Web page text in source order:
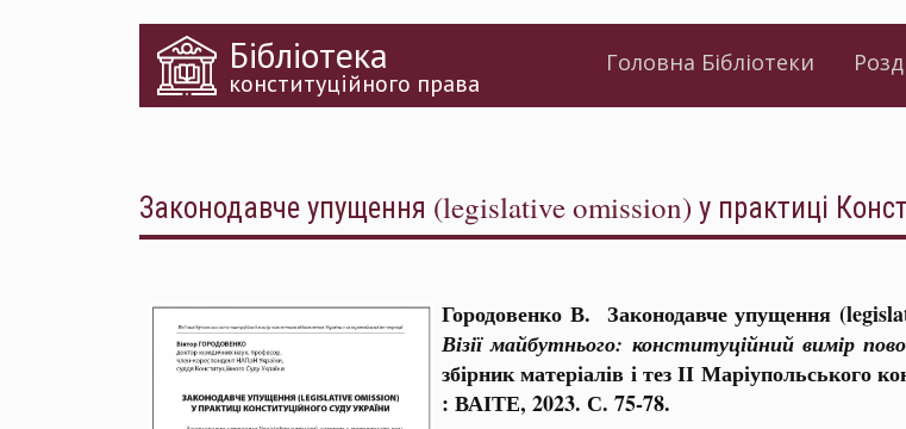
Бібліотека
конституційного права
Головна Бібліотеки
Законодавче упущення (legislative omission) у практиці
Городовенко В. Законодавче упущення
Візії майбутнього: конституційний вимір
збірник матеріалів і тез ІІ
: ВАІТЕ, 2023. С. 75-78.